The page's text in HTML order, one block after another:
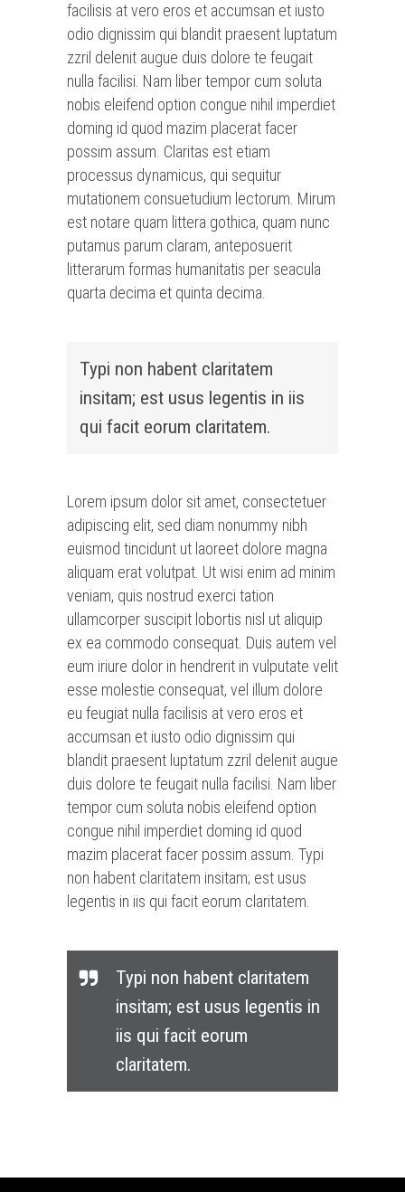
facilisis at vero eros et accumsan et iusto
odio dignissim qui blandit praesent luptatum
zzril delenit augue duis dolore te feugait
nulla facilisi. Nam liber tempor cum soluta
nobis eleifend option congue nihil imperdiet
doming id quod mazim placerat facer
possim assum. Claritas est etiam
processus dynamicus, qui sequitur
mutationem consuetudium lectorum. Mirum
est notare quam littera gothica, quam nunc
putamus parum claram, anteposuerit
litterarum formas humanitatis per seacula
quarta decima et quinta decima.
Typi non habent claritatem
insitam; est usus legentis in iis
qui facit eorum claritatem.
Lorem ipsum dolor sit amet, consectetuer
adipiscing elit, sed diam nonummy nibh
euismod tincidunt ut laoreet dolore magna
aliquam erat volutpat. Ut wisi enim ad minim
veniam, quis nostrud exerci tation
ullamcorper suscipit lobortis nisl ut aliquip
ex ea commodo consequat. Duis autem vel
eum iriure dolor in hendrerit in vulputate velit
esse molestie consequat, vel illum dolore
eu feugiat nulla facilisis at vero eros et
accumsan et iusto odio dignissim qui
blandit praesent luptatum zzril delenit augue
duis dolore te feugait nulla facilisi. Nam liber
tempor cum soluta nobis eleifend option
congue nihil imperdiet doming id quod
mazim placerat facer possim assum. Typi
non habent claritatem insitam; est usus
legentis in iis qui facit eorum claritatem.
Typi non habent claritatem
insitam; est usus legentis in
iis qui facit eorum
claritatem.